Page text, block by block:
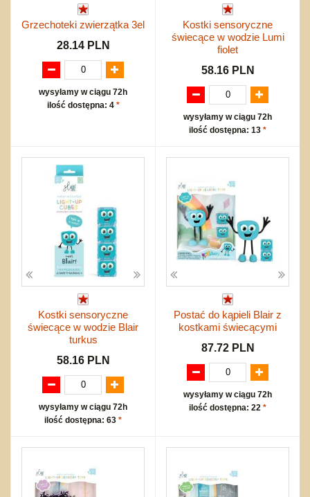
Grzechoteki zwierzątka 3el
28.14 PLN
wysyłamy w ciągu 72h
ilość dostępna: 4 *
Kostki sensoryczne
świecące w wodzie Lumi
fiolet
58.16 PLN
wysyłamy w ciągu 72h
ilość dostępna: 13 *
Kostki sensoryczne
świecące w wodzie Blair
turkus
58.16 PLN
wysyłamy w ciągu 72h
ilość dostępna: 63 *
Postać do kąpieli Blair z
kostkami świecącymi
87.72 PLN
wysyłamy w ciągu 72h
ilość dostępna: 22 *